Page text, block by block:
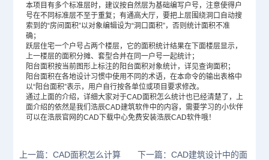
本项目有多个标准层时，建议按自然层为基础编写户号，注意使得户
号在不同标准层不至于重复；有通高大厅，要把上层围绕洞口自动搜
索到的“房间面积”以对象编辑设为“洞口面积”，否则统计面积不准
确；
跃层住宅一个户号占两个楼层，它的面积统计结果在下面楼层显示，
上一楼层的面积分摊、套型合并在同一户号一起统计；
阳台面积按当前图形上标注的阳台面积对象统计，详见查询面积；
阳台面积在各地设计习惯中使用不同的术语，在本命令的输出表格中
以“阳台面积”表示，用户自行按各单位或项目要求修改。
通过上面的介绍，详细大家对于CAD面积怎么统计也已经清楚了，上
面介绍的依然是我们浩辰CAD建筑软件中的内容，需要学习的小伙伴
可以在浩辰官网的CAD下载中心免费安装浩辰CAD软件哦！
上一篇：CAD面积怎么计算
下一篇：CAD建筑设计中的面